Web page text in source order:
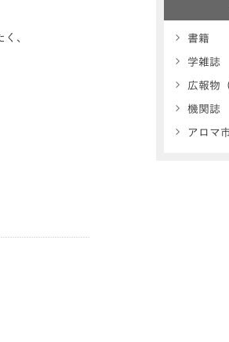
、
書籍
学雑誌
広報物
機関誌
アロマ